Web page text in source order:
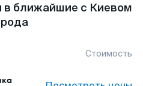
в ближайшие с Киевом
Стоимость